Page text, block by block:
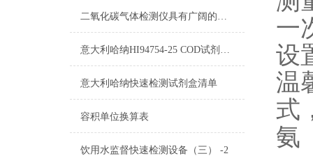
二氧化碳气体检测仪具有广阔的应用市场
意大利哈纳HI94754-25 COD试剂测量标准和量程
意大利哈纳快速检测试剂盒清单
容积单位换算表
饮用水监督快速检测设备（三） -2
一
设
温
式
氨